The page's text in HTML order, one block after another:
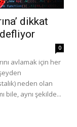
dikkat
0
avlamak için her
neden olan
bile, aynı şekilde...